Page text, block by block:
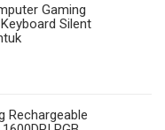
Gaming
Silent
Rechargeable